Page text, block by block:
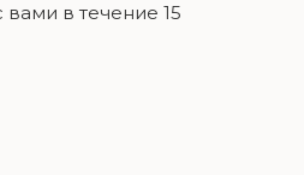
в течение 15